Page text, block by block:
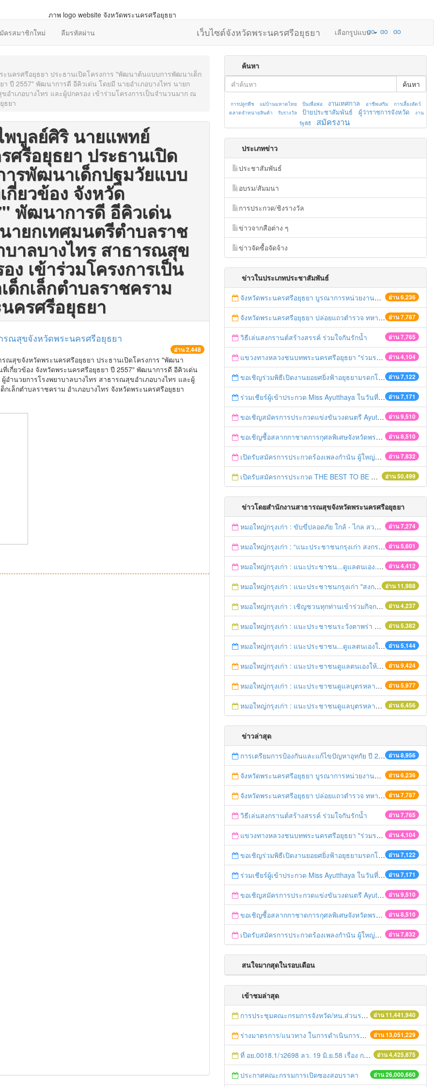
ครสมาชิกใหม่ ลืมรหัสผ่าน เว็บไซต์จังหวัดพระนครศรีอยุธยา เลือกรูปแบบ
นครศรีอยุธยา ประธานเปิดโครงการ "พัฒนาต้นแบบการพัฒนาเด็ก
ปี 2557" พัฒนาการดี อีคิวเด่น โดยมี นายอำเภอบางไทร นายก
ำเภอบางไทร และผู้ปกครอง เข้าร่วมโครงการเป็นจำนวนมาก ณ
ธยา
พบูลย์ศิริ นายแพทย์
รีอยุธยา ประธานเปิด
รพัฒนาเด็กปฐมวัยแบบ
ยวข้อง จังหวัด
พัฒนาการดี อีคิวเด่น
ายกเทศมนตรีตำบลราช
บาลบางไทร สาธารณสุข
ง เข้าร่วมโครงการเป็น
กเล็กตำบลราชคราม
ครศรีอยุธยา
รณสุขจังหวัดพระนครศรีอยุธยา
อ่าน 2,448
ณสุขจังหวัดพระนครศรีอยุธยา ประธานเปิดโครงการ "พัฒนา
กี่ยวข้อง จังหวัดพระนครศรีอยุธยา ปี 2557" พัฒนาการดี อีคิวเด่น
ำนวยการโรงพยาบาลบางไทร สาธารณสุขอำเภอบางไทร และผู้
เล็กตำบลราชคราม อำเภอบางไทร จังหวัดพระนครศรีอยุธยา
ค้นหา
ค้นหา
การปลูกพืช แม่บ้านมหาดไทย ปั่นเพื่อพ่อ งานเทศกาล อาชีพเสริม
การเลี้ยงสัตว์
ตลาดจำหน่ายสินค้า
รับรางวัล ป้ายประชาสัมพันธ์ ผู้ว่าราชการจังหวัด
งาน
รัฐพิธี
สมัครงาน
ประเภทข่าว
ประชาสัมพันธ์
อบรม/สัมมนา
การประกวด/ชิงรางวัล
ข่าวจากสือต่าง ๆ
ข่าวจัดซื้อจัดจ้าง
ข่าวในประเภทประชาสัมพันธ์
อ่าน 6,236
จังหวัดพระนครศรีอยุธยา บูรณาการหน่วยงานที่เกี่ยวข้อง ลงพื้นที่จัดระเบียบและดำเนินมาตรการตามบทลงโทษสูงสุดกับผู้ประกอบการร้านค้าที่ยังฝ่าฝืนตั้งร้านค้ารุกล้ำเขตพื้นที่ทางหลวง เตรียมความปลอดภัยก่อนเทศกาลสงกรานต์
อ่าน 7,787
จังหวัดพระนครศรีอยุธยา ปล่อยแถวตำรวจ ทหาร ฝ่ายปกครอง กว่า 100 นาย ตรวจเข้มท่ารถสาธารณะ สถานีขนส่งรถโดยสาร วินรถตู้ และสถานีรถไฟ เตรียมรับมือเทศกาลสงกรานต์
อ่าน 7,765
วิธีเล่นสงกรานต์สร้างสรรค์ ร่วมใจกันรักน้ำ
อ่าน 4,104
แขวงทางหลวงชนบทพระนครศรีอยุธยา "ร่วมรณรงค์ ขับช้า เปิดไฟหน้า คาดเข็มขัด" เทศกาลสงกรานต์ ปี 2561
อ่าน 7,122
ขอเชิญร่วมพิธีเปิดงานยอยศยิ่งฟ้าอยุธยามรดกโลก
อ่าน 7,171
ร่วมเชียร์ผู้เข้าประกวด Miss Ayutthaya ในวันที่ 15 ธันวาคม 2560
อ่าน 9,510
ขอเชิญสมัครการประกวดแข่งขันวงดนตรี Ayutthaya battle of the bands
อ่าน 8,510
ขอเชิญซื้อสลากกาชาดการกุศลพิเศษจังหวัดพระนครศรีอยุธยา 2560
อ่าน 7,832
เปิดรับสมัครการประกวดร้องเพลงกำนัน ผู้ใหญ่บ้าน ฯลฯ
อ่าน 50,499
เปิดรับสมัครการประกวด THE BEST TO BE NUMBER ONE
ข่าวโดยสำนักงานสาธารณสุขจังหวัดพระนครศรีอยุธยา
อ่าน 7,274
หมอใหญ่กรุงเก่า : ขับขี่ปลอดภัย ใกล้ - ไกล สวมหมวกนิรภัย
อ่าน 5,601
หมอใหญ่กรุงเก่า : “แนะประชาชนกรุงเก่า สงกรานต์ร่วมขับขี่ปลอดภัย
อ่าน 4,412
หมอใหญ่กรุงเก่า : แนะประชาชน...ดูแลตนเอง...“รับมือภัยแล้ง”
อ่าน 11,988
หมอใหญ่กรุงเก่า : แนะประชาชนกรุงเก่า "สงกรานต์ขับขี่ปลอดภัย"
อ่าน 4,237
หมอใหญ่กรุงเก่า : เชิญชวนทุกท่านเข้าร่วมกิจกรรมวิ่งเพื่อสุขภาพ 7เมษายนนี้ 5โมงเย็น
อ่าน 5,382
หมอใหญ่กรุงเก่า : แนะประชาชนระวังตาพร่า ปวดศีรษะ ชาครึ่งซีก เสี่ยงอัมพฤกษ์ อัมพาต
อ่าน 5,144
หมอใหญ่กรุงเก่า : แนะประชาชน...ดูแลตนเองให้ห่างไกลโรค...ในช่วงฤดูร้อน
อ่าน 9,424
หมอใหญ่กรุงเก่า : แนะประชาชนดูแลตนเองให้ห่างไกลวัณโรค
อ่าน 5,977
หมอใหญ่กรุงเก่า : แนะประชาชนดูแลบุตรหลาน ป้องกันเด็กจมน้ำตายในช่วงฤดูร้อน
อ่าน 6,456
หมอใหญ่กรุงเก่า : แนะประชาชนดูแลบุตรหลาน ป้องกันเด็กจมน้ำตายในช่วงฤดูร้อน
ข่าวล่าสุด
อ่าน 8,956
การเตรียมการป้องกันและแก้ไขปัญหาอุทกัย ปี 2561
อ่าน 6,236
จังหวัดพระนครศรีอยุธยา บูรณาการหน่วยงานที่เกี่ยวข้อง ลงพื้นที่จัดระเบียบและดำเนินมาตรการตามบทลงโทษสูงสุดกับผู้ประกอบการร้านค้าที่ยังฝ่าฝืนตั้งร้านค้ารุกล้ำเขตพื้นที่ทางหลวง เตรียมความปลอดภัยก่อนเทศกาลสงกรานต์
อ่าน 7,787
จังหวัดพระนครศรีอยุธยา ปล่อยแถวตำรวจ ทหาร ฝ่ายปกครอง กว่า 100 นาย ตรวจเข้มท่ารถสาธารณะ สถานีขนส่งรถโดยสาร วินรถตู้ และสถานีรถไฟ เตรียมรับมือเทศกาลสงกรานต์
อ่าน 7,765
วิธีเล่นสงกรานต์สร้างสรรค์ ร่วมใจกันรักน้ำ
อ่าน 4,104
แขวงทางหลวงชนบทพระนครศรีอยุธยา "ร่วมรณรงค์ ขับช้า เปิดไฟหน้า คาดเข็มขัด" เทศกาลสงกรานต์ ปี 2561
อ่าน 7,122
ขอเชิญร่วมพิธีเปิดงานยอยศยิ่งฟ้าอยุธยามรดกโลก
อ่าน 7,171
ร่วมเชียร์ผู้เข้าประกวด Miss Ayutthaya ในวันที่ 15 ธันวาคม 2560
อ่าน 9,510
ขอเชิญสมัครการประกวดแข่งขันวงดนตรี Ayutthaya battle of the bands
อ่าน 8,510
ขอเชิญซื้อสลากกาชาดการกุศลพิเศษจังหวัดพระนครศรีอยุธยา 2560
อ่าน 7,832
เปิดรับสมัครการประกวดร้องเพลงกำนัน ผู้ใหญ่บ้าน ฯลฯ
สนใจมากสุดในรอบเดือน
เข้าชมล่าสุด
อ่าน 11,441,940
การประชุมคณะกรมการจังหวัด/หน.ส่วนราชการประจำเดือน มิถุนายน 2558
อ่าน 13,051,229
ร่างมาตรการ/แนวทาง ในการดำเนินการประกอบการตรวจราชการแบบบูรณาการ
อ่าน 4,425,875
ที่ อย.0018.1/ว2698 ลว. 19 มิ.ย.58 เรื่อง การแก้ไขปัญหาหนี้สินให้แก่เกษตรกร
อ่าน 26,000,660
ประกาศคณะกรรมการเปิดซองสอบราคา